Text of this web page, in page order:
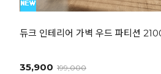
듀크 인테리어 가벽 우드 파티션
35,900 199,000